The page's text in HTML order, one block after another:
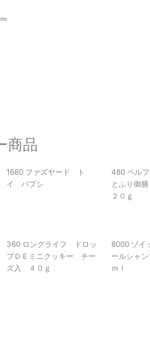
商品
1680 ファズヤード ト
イ パプシ
480 ペル
とふり御
２０ｇ
360 ロングライフ ドロッ
プＤＥミニクッキー チー
ズ入 ４０ｇ
8000 ゾイ
ールシャ
ｍｌ